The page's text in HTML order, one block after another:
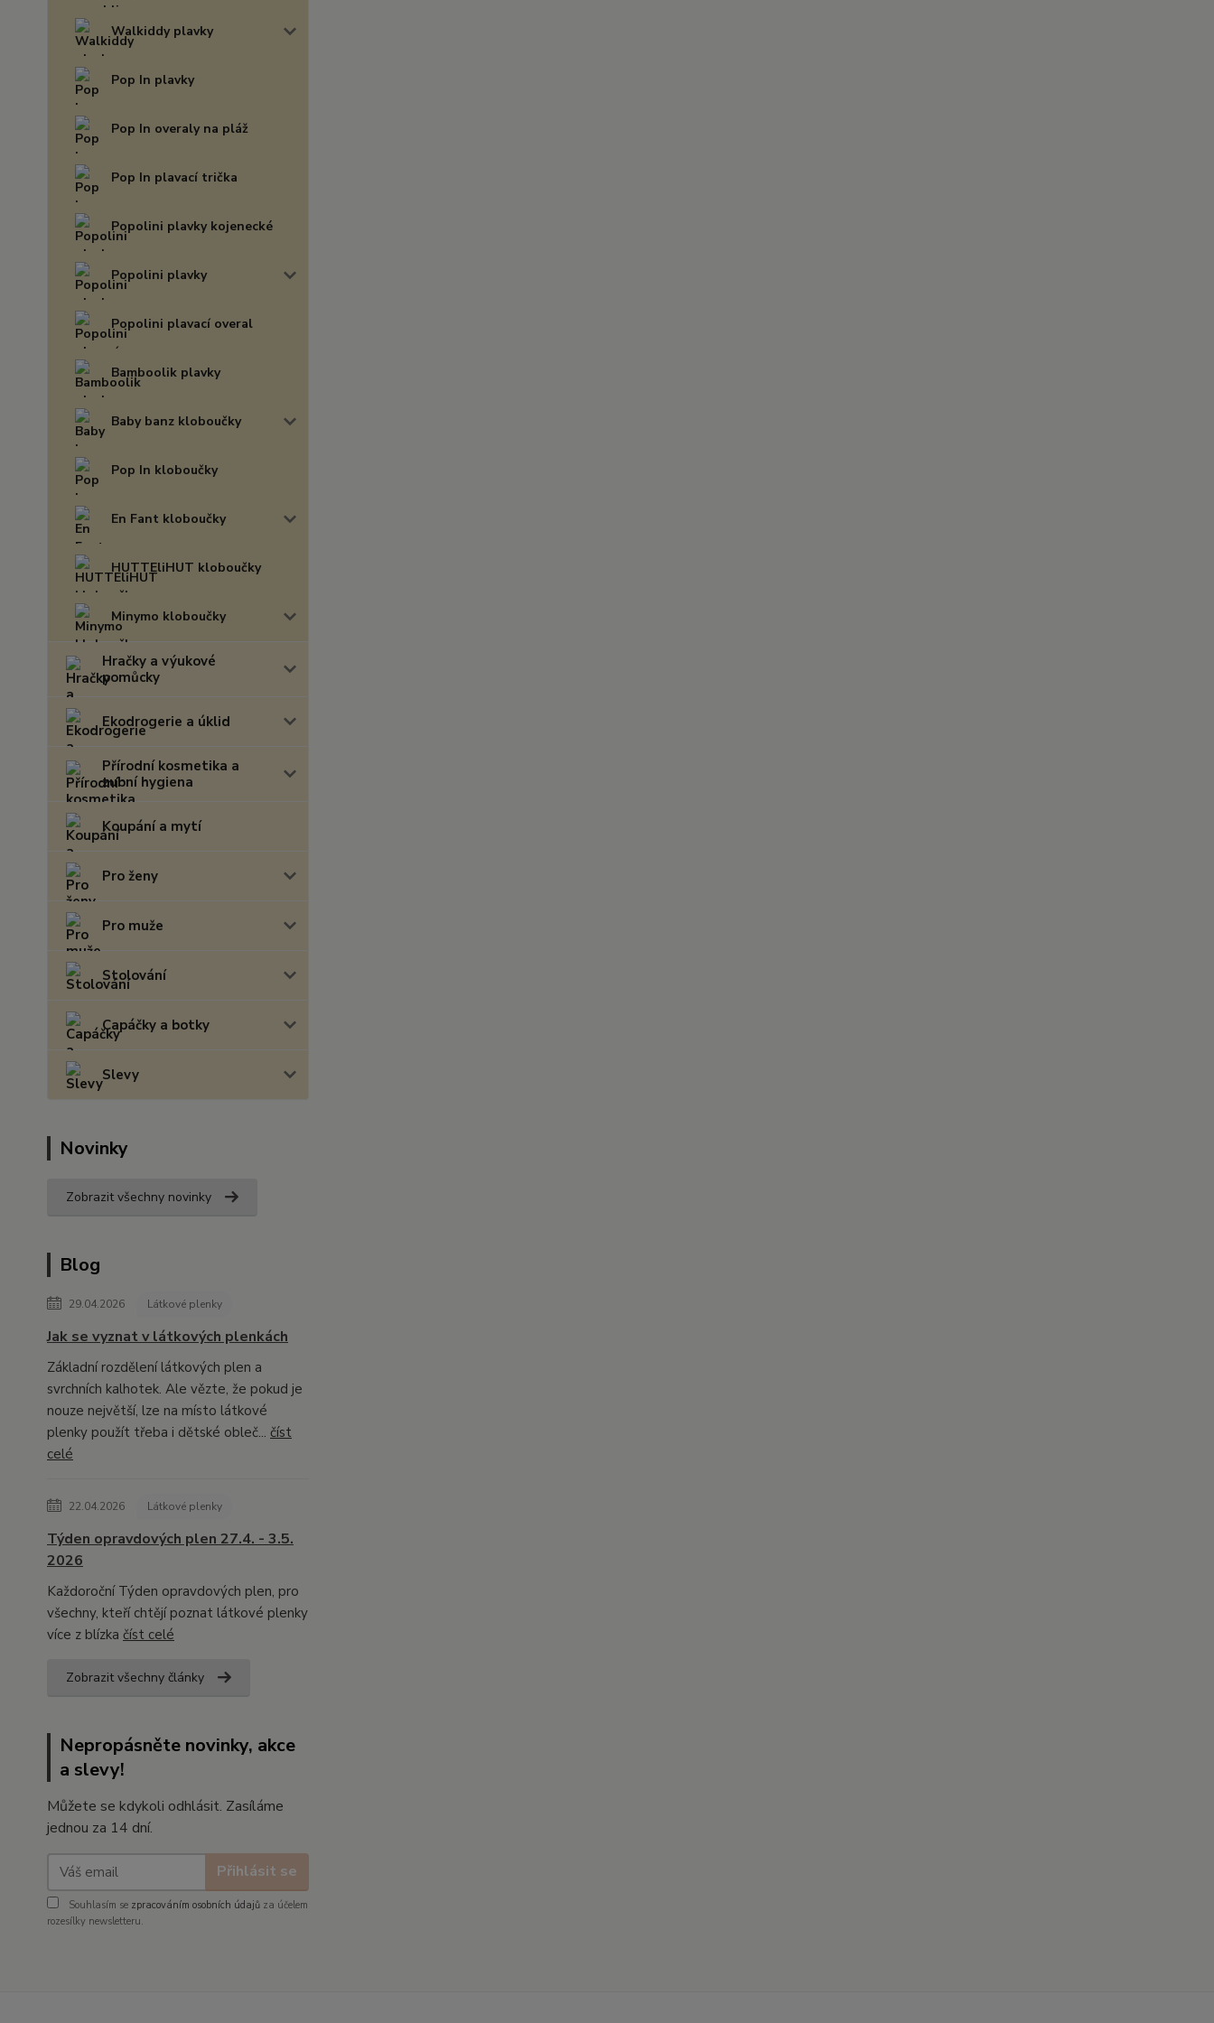
Walkiddy plavky
Pop In plavky
Pop In overaly na pláž
Pop In plavací trička
Popolini plavky kojenecké
Popolini plavky
Popolini plavací overal
Bamboolik plavky
Baby banz kloboučky
Pop In kloboučky
En Fant kloboučky
HUTTEliHUT kloboučky
Minymo kloboučky
Hračky a výukové
pomůcky
Ekodrogerie a úklid
Přírodní kosmetika a
zubní hygiena
Koupání a mytí
Pro ženy
Pro muže
Stolování
Capáčky a botky
Slevy
Novinky
Zobrazit všechny novinky
Blog
29.04.2026 Látkové plenky
Jak se vyznat v látkových plenkách
Základní rozdělení látkových plen a
svrchních kalhotek. Ale vězte, že pokud je
nouze největší, lze na místo látkové
plenky použít třeba i dětské obleč... číst
celé
22.04.2026 Látkové plenky
Týden opravdových plen 27.4. - 3.5.
2026
Každoroční Týden opravdových plen, pro
všechny, kteří chtějí poznat látkové plenky
více z blízka číst celé
Zobrazit všechny články
Nepropásněte novinky, akce
a slevy!
Můžete se kdykoli odhlásit. Zasíláme
jednou za 14 dní.
Přihlásit se
Souhlasím se zpracováním osobních údajů za účelem
rozesílky newsletteru.